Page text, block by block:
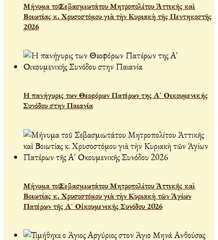
Μήνυμα τοῦ Σεβασμιωτάτου Μητροπολίτου Ἀττικῆς καὶ
Βοιωτίας κ. Χρυσοστόμου γιὰ τὴν Κυριακὴ τῆς Πεντηκοστῆς
2026
Η πανήγυρις των Θεοφόρων Πατέρων της Α' Οικουμενικής
Συνόδου στην Παιανία
Μήνυμα τοῦ Σεβασμιωτάτου Μητροπολίτου Ἀττικῆς καὶ
Βοιωτίας κ. Χρυσοστόμου γιὰ τὴν Κυριακὴ τῶν Ἁγίων
Πατέρων τῆς Α´ Οἰκουμενικῆς Συνόδου 2026